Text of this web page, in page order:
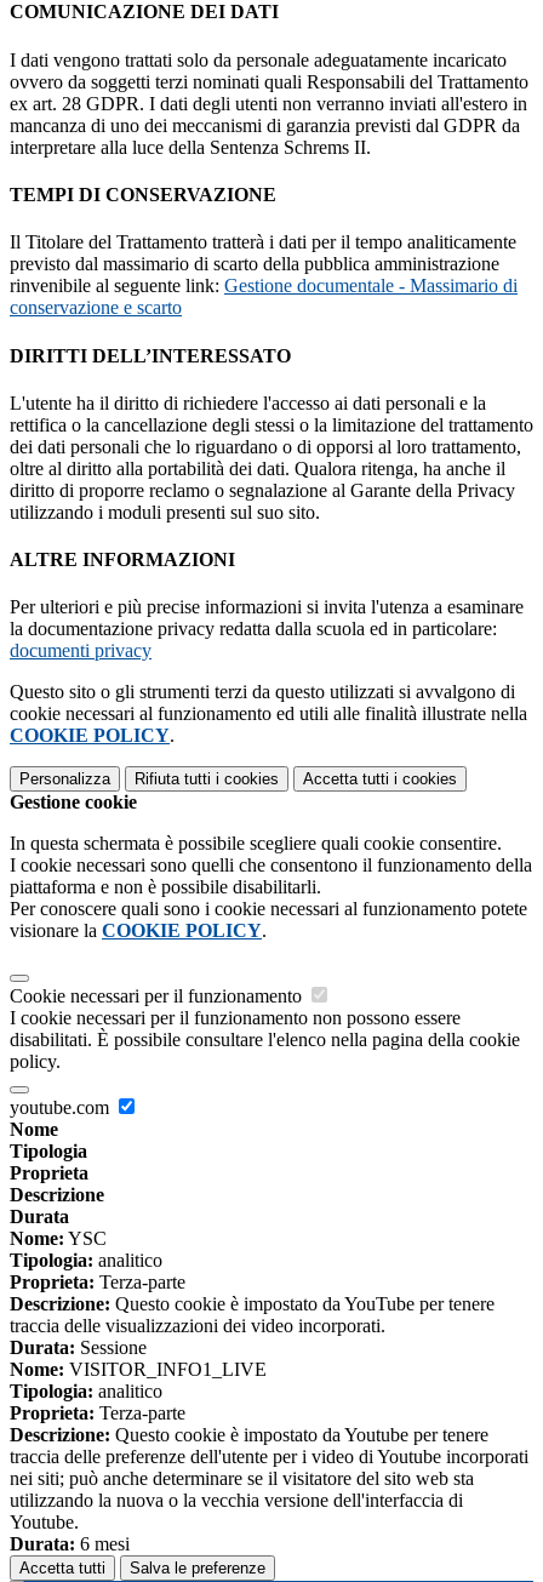
COMUNICAZIONE DEI DATI
I dati vengono trattati solo da personale adeguatamente incaricato
ovvero da soggetti terzi nominati quali Responsabili del Trattamento
ex art. 28 GDPR. I dati degli utenti non verranno inviati all'estero in
mancanza di uno dei meccanismi di garanzia previsti dal GDPR da
interpretare alla luce della Sentenza Schrems II.
TEMPI DI CONSERVAZIONE
Il Titolare del Trattamento tratterà i dati per il tempo analiticamente
previsto dal massimario di scarto della pubblica amministrazione
rinvenibile al seguente link: Gestione documentale - Massimario di
conservazione e scarto
DIRITTI DELL’INTERESSATO
L'utente ha il diritto di richiedere l'accesso ai dati personali e la
rettifica o la cancellazione degli stessi o la limitazione del trattamento
dei dati personali che lo riguardano o di opporsi al loro trattamento,
oltre al diritto alla portabilità dei dati. Qualora ritenga, ha anche il
diritto di proporre reclamo o segnalazione al Garante della Privacy
utilizzando i moduli presenti sul suo sito.
ALTRE INFORMAZIONI
Per ulteriori e più precise informazioni si invita l'utenza a esaminare
la documentazione privacy redatta dalla scuola ed in particolare:
documenti privacy
Questo sito o gli strumenti terzi da questo utilizzati si avvalgono di
cookie necessari al funzionamento ed utili alle finalità illustrate nella
COOKIE POLICY.
Personalizza Rifiuta tutti i cookies Accetta tutti i cookies
Gestione cookie
In questa schermata è possibile scegliere quali cookie consentire.
I cookie necessari sono quelli che consentono il funzionamento della
piattaforma e non è possibile disabilitarli.
Per conoscere quali sono i cookie necessari al funzionamento potete
visionare la COOKIE POLICY.
Cookie necessari per il funzionamento
I cookie necessari per il funzionamento non possono essere
disabilitati. È possibile consultare l'elenco nella pagina della cookie
policy.
youtube.com
Nome
Tipologia
Proprieta
Descrizione
Durata
Nome: YSC
Tipologia: analitico
Proprieta: Terza-parte
Descrizione: Questo cookie è impostato da YouTube per tenere
traccia delle visualizzazioni dei video incorporati.
Durata: Sessione
Nome: VISITOR_INFO1_LIVE
Tipologia: analitico
Proprieta: Terza-parte
Descrizione: Questo cookie è impostato da Youtube per tenere
traccia delle preferenze dell'utente per i video di Youtube incorporati
nei siti; può anche determinare se il visitatore del sito web sta
utilizzando la nuova o la vecchia versione dell'interfaccia di
Youtube.
Durata: 6 mesi
Accetta tutti Salva le preferenze